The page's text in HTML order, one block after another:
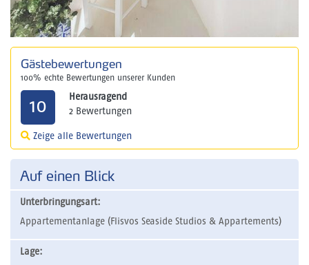
Gästebewertungen
100% echte Bewertungen unserer Kunden
10
Herausragend
2 Bewertungen
Zeige alle Bewertungen
Auf einen Blick
Unterbringungsart:
Appartementanlage (Flisvos Seaside Studios & Appartements)
Lage: